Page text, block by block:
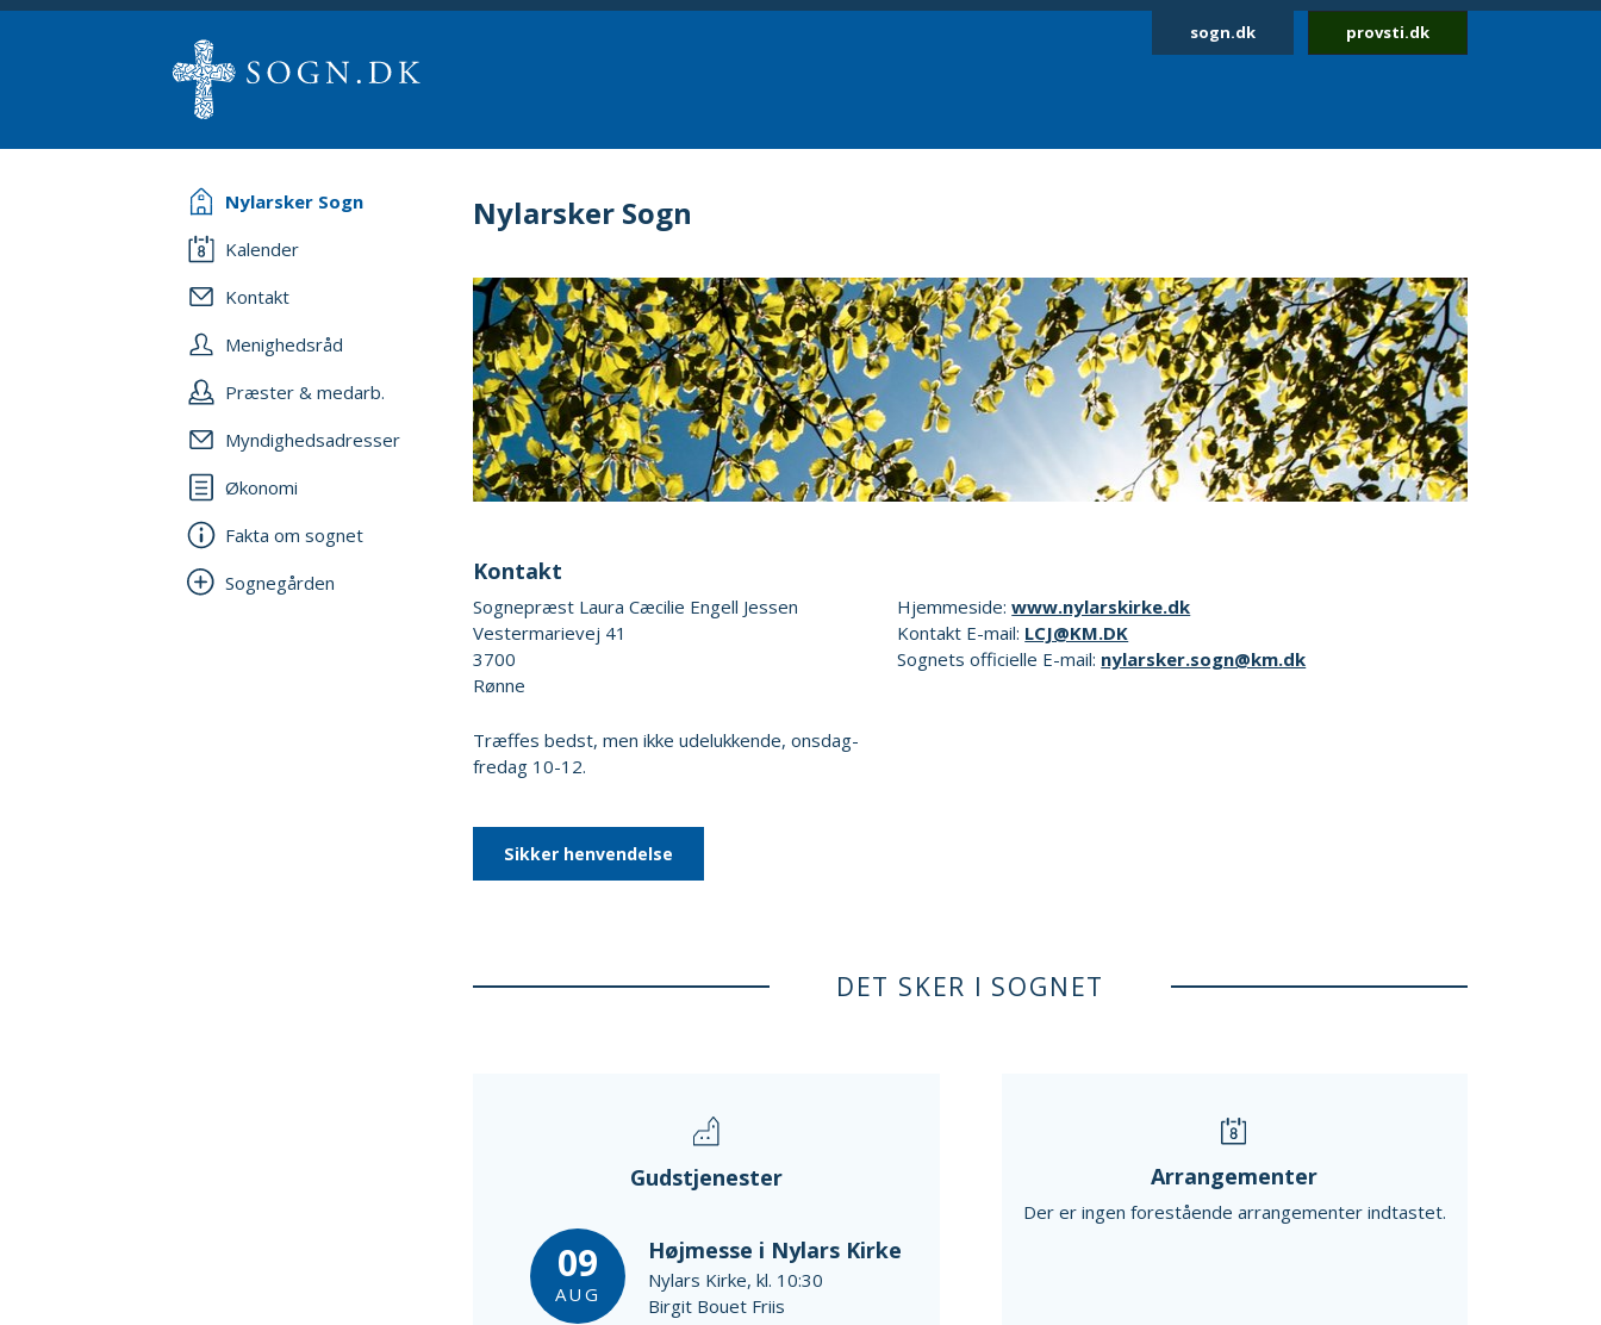
sogn.dk provsti.dk
Nylarsker Sogn
Kalender
Kontakt
Menighedsråd
Præster & medarb.
Myndighedsadresser
Økonomi
Fakta om sognet
Sognegården
Nylarsker Sogn
Kontakt
Sognepræst Laura Cæcilie Engell Jessen
Vestermarievej 41
3700
Rønne
Træffes bedst, men ikke udelukkende, onsdag-
fredag 10-12.
Sikker henvendelse
Hjemmeside:www.nylarskirke.dk
Kontakt E-mail: LCJ@KM.DK
Sognets officielle E-mail: nylarsker.sogn@km.dk
DET SKER I SOGNET
Gudstjenester
09
AUG
Højmesse i Nylars Kirke
Nylars Kirke, kl. 10:30
Birgit Bouet Friis
Arrangementer
Der er ingen forestående arrangementer indtastet.